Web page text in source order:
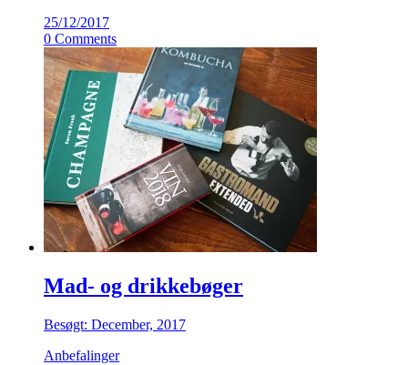
25/12/2017
0 Comments
Mad- og drikkebøger
Besøgt: December, 2017
Anbefalinger